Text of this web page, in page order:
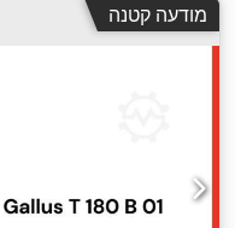
מודעה קטנה